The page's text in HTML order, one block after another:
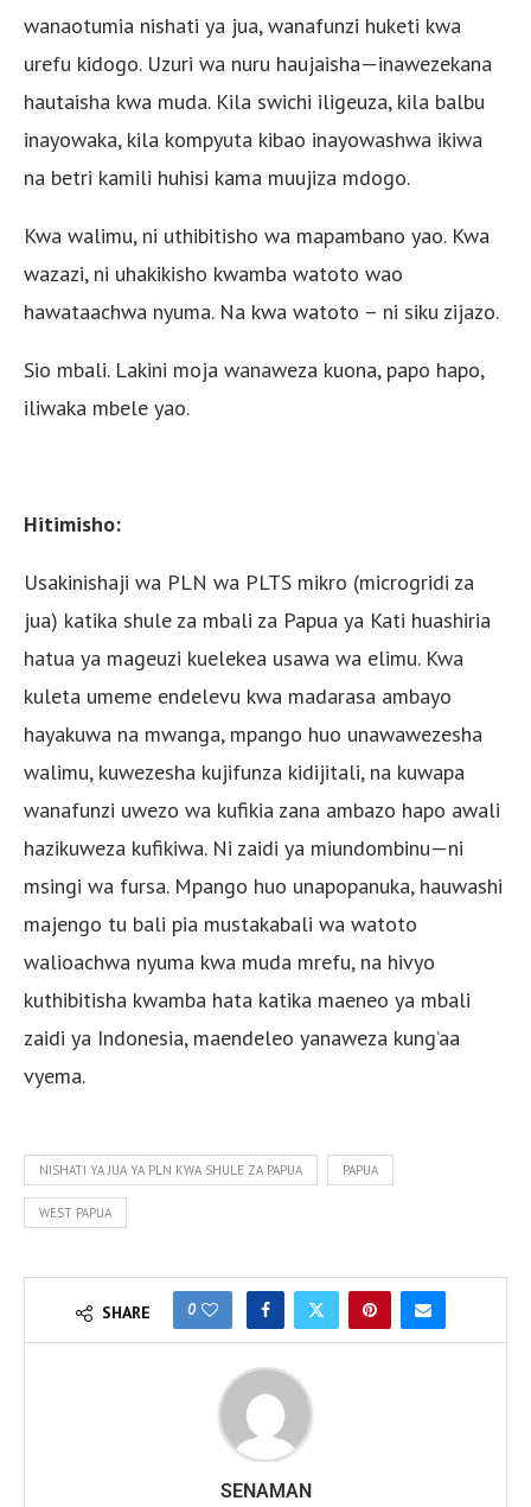
wanaotumia nishati ya jua, wanafunzi huketi kwa
urefu kidogo. Uzuri wa nuru haujaisha—inawezekana
hautaisha kwa muda. Kila swichi iligeuza, kila balbu
inayowaka, kila kompyuta kibao inayowashwa ikiwa
na betri kamili huhisi kama muujiza mdogo.
Kwa walimu, ni uthibitisho wa mapambano yao. Kwa
wazazi, ni uhakikisho kwamba watoto wao
hawataachwa nyuma. Na kwa watoto – ni siku zijazo.
Sio mbali. Lakini moja wanaweza kuona, papo hapo,
iliwaka mbele yao.
Hitimisho:
Usakinishaji wa PLN wa PLTS mikro (microgridi za
jua) katika shule za mbali za Papua ya Kati huashiria
hatua ya mageuzi kuelekea usawa wa elimu. Kwa
kuleta umeme endelevu kwa madarasa ambayo
hayakuwa na mwanga, mpango huo unawawezesha
walimu, kuwezesha kujifunza kidijitali, na kuwapa
wanafunzi uwezo wa kufikia zana ambazo hapo awali
hazikuweza kufikiwa. Ni zaidi ya miundombinu—ni
msingi wa fursa. Mpango huo unapopanuka, hauwashi
majengo tu bali pia mustakabali wa watoto
walioachwa nyuma kwa muda mrefu, na hivyo
kuthibitisha kwamba hata katika maeneo ya mbali
zaidi ya Indonesia, maendeleo yanaweza kung’aa
vyema.
NISHATI YA JUA YA PLN KWA SHULE ZA PAPUA PAPUA
WEST PAPUA
SHARE 0
SENAMAN